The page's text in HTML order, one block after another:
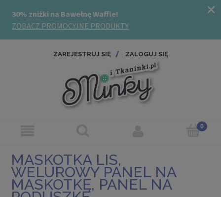
ZAREJESTRUJ SIĘ ZALOGUJ SIĘ
MASKOTKA LIS,
WELUROWY PANEL NA
MASKOTKĘ, PANEL NA